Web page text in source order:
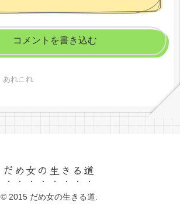
コメントを書き込む
あれこれ
だめ女の生きる道
© 2015 だめ女の生きる道.